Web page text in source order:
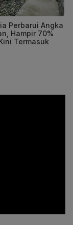
Perbarui Angka
Hampir 70%
Termasuk